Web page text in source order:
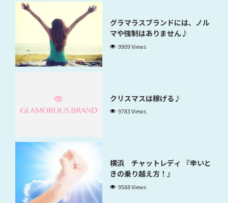
グラマラスブランドには、ノル
マや強制はありません♪
9909 Views
クリスマスは稼げる♪
9783 Views
横浜 チャットレディ 『辛いと
きの乗り越え方！』
9588 Views